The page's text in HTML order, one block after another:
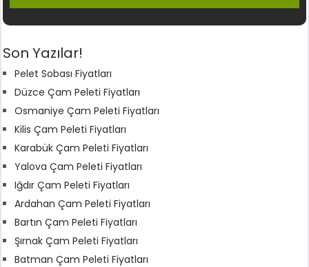
Son Yazılar!
Pelet Sobası Fiyatları
Düzce Çam Peleti Fiyatları
Osmaniye Çam Peleti Fiyatları
Kilis Çam Peleti Fiyatları
Karabük Çam Peleti Fiyatları
Yalova Çam Peleti Fiyatları
Iğdır Çam Peleti Fiyatları
Ardahan Çam Peleti Fiyatları
Bartın Çam Peleti Fiyatları
Şırnak Çam Peleti Fiyatları
Batman Çam Peleti Fiyatları